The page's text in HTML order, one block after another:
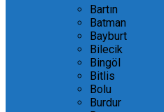
Bartın
Batman
Bayburt
Bilecik
Bingöl
Bitlis
Bolu
Burdur